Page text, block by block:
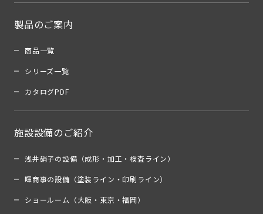
製品のご案内
商品一覧
シリーズ一覧
カタログPDF
施設設備のご紹介
浅井硝子の設備（成形・加工・検査ライン）
暉商事の設備（塗装ライン・印刷ライン）
ショールーム（大阪・東京・福岡）